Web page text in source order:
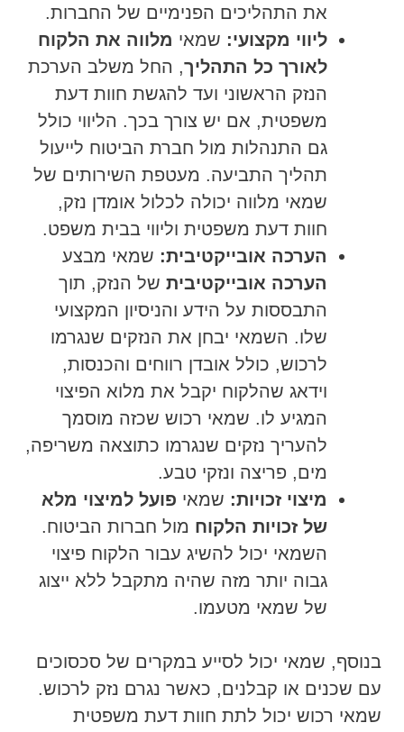
את התהליכים הפנימיים של החברות.
ליווי מקצועי: שמאי מלווה את הלקוח
לאורך כל התהליך, החל משלב הערכת
הנזק הראשוני ועד להגשת חוות דעת
משפטית, אם יש צורך בכך. הליווי כולל
גם התנהלות מול חברת הביטוח לייעול
תהליך התביעה. מעטפת השירותים של
שמאי מלווה יכולה לכלול אומדן נזק,
חוות דעת משפטית וליווי בבית משפט.
הערכה אובייקטיבית: שמאי מבצע
הערכה אובייקטיבית של הנזק, תוך
התבססות על הידע והניסיון המקצועי
שלו. השמאי יבחן את הנזקים שנגרמו
לרכוש, כולל אובדן רווחים והכנסות,
וידאג שהלקוח יקבל את מלוא הפיצוי
המגיע לו. שמאי רכוש שכזה מוסמך
להעריך נזקים שנגרמו כתוצאה משריפה,
מים, פריצה ונזקי טבע.
מיצוי זכויות: שמאי פועל למיצוי מלא
של זכויות הלקוח מול חברות הביטוח.
השמאי יכול להשיג עבור הלקוח פיצוי
גבוה יותר מזה שהיה מתקבל ללא ייצוג
של שמאי מטעמו.
בנוסף, שמאי יכול לסייע במקרים של סכסוכים
עם שכנים או קבלנים, כאשר נגרם נזק לרכוש.
שמאי רכוש יכול לתת חוות דעת משפטית